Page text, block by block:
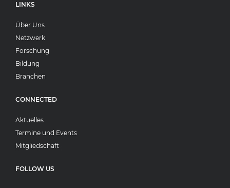
LINKS
Über Uns
Netzwerk
Forschung
Bildung
Branchen
CONNECTED
Aktuelles
Termine und Events
Mitgliedschaft
FOLLOW US